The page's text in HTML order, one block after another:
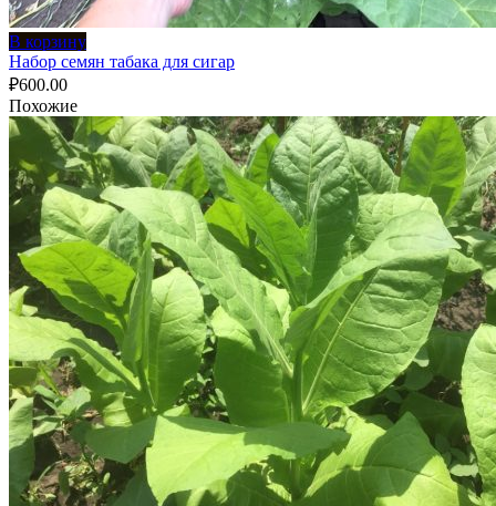
В корзину
Набор семян табака для сигар
₽600.00
Похожие